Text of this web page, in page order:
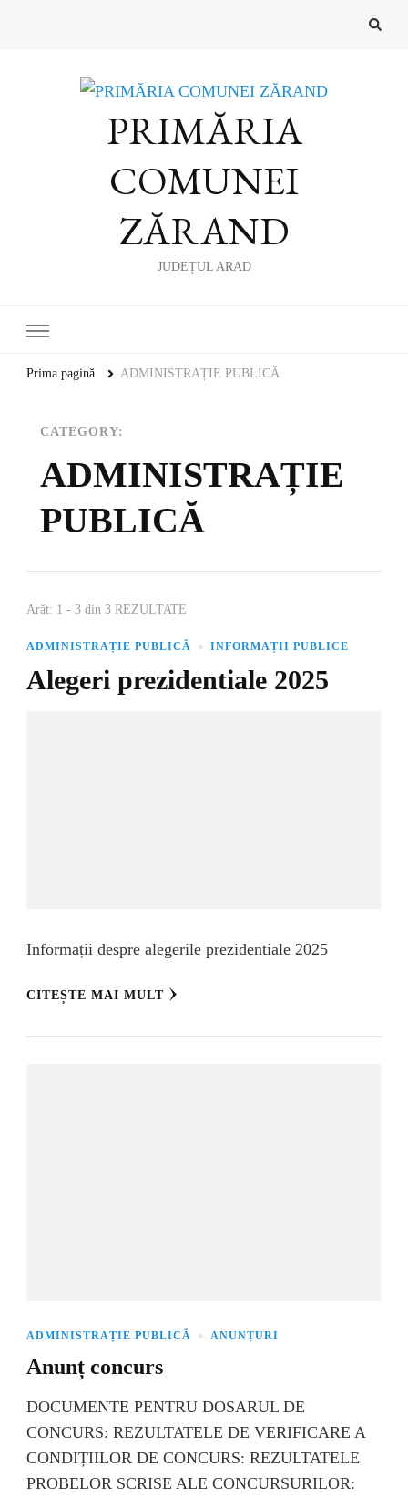
PRIMĂRIA
COMUNEI
ZĂRAND
JUDEȚUL ARAD
Prima pagină ADMINISTRAȚIE PUBLICĂ
CATEGORY:
ADMINISTRAȚIE
PUBLICĂ
Arăt: 1 - 3 din 3 REZULTATE
ADMINISTRAȚIE PUBLICĂ INFORMAȚII PUBLICE
Alegeri prezidentiale 2025
Informații despre alegerile prezidentiale 2025
CITEȘTE MAI MULT
ADMINISTRAȚIE PUBLICĂ ANUNȚURI
Anunț concurs
DOCUMENTE PENTRU DOSARUL DE
CONCURS: REZULTATELE DE VERIFICARE A
CONDIȚIILOR DE CONCURS: REZULTATELE
PROBELOR SCRISE ALE CONCURSURILOR: